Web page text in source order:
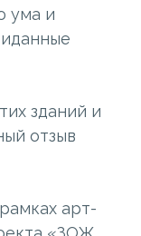
ума и
зданий и
отзыв
арт-